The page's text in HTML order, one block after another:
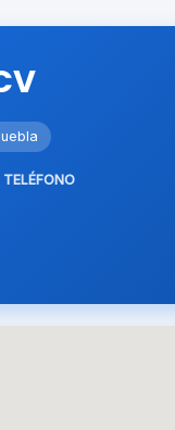
TELÉFONO